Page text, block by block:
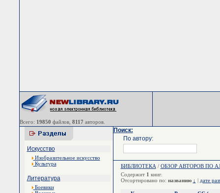
Всего: 19850 файлов, 8117 авторов.
Искусство
Изобразительное искусство
Культура
Литература
Боевики
Поиск:
По автору:
БИБЛИОТЕКА / ОБЗОР АВТОРОВ ПО
Содержит 1 книг.
Отсортировано по: названию ↓ | дате